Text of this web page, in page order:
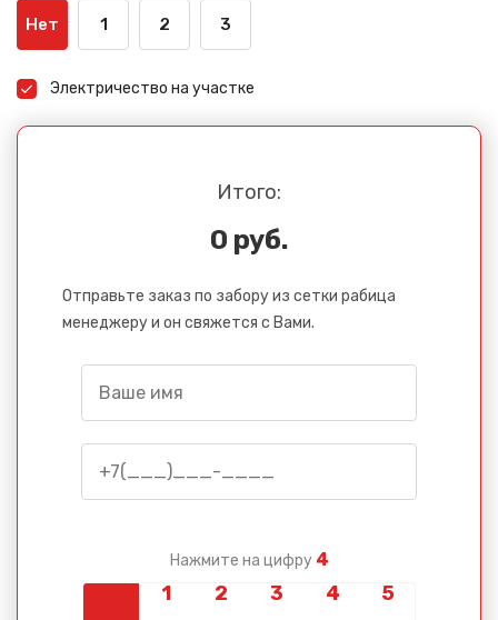
Нет 1 2 3
Электричество на участке
Итого:
0 руб.
Отправьте заказ по забору из сетки рабица
менеджеру и он свяжется с Вами.
Нажмите на цифру 4